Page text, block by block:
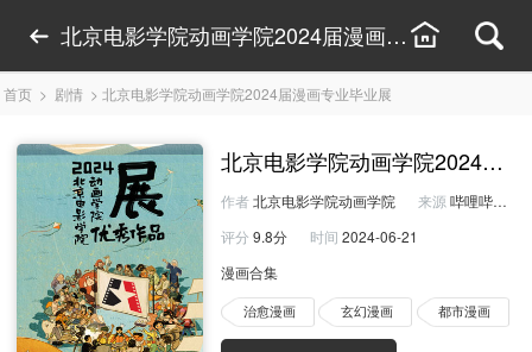
北京电影学院动画学院2024届漫画专业毕业展漫
首页 > 剧情 > 北京电影学院动画学院2024届漫画专业毕业展
北京电影学院动画学院2024届
作者 北京电影学院动画学院 来源 哔哩哔哩
评分 9.8分 时间 2024-06-21
漫画合集
治愈漫画 玄幻漫画 都市漫画